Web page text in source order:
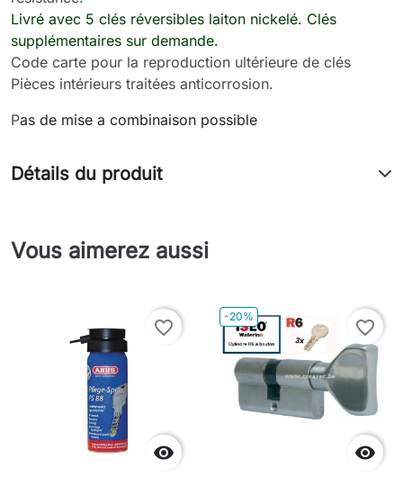
Livré avec 5 clés réversibles laiton nickelé. Clés
supplémentaires sur demande.
Code carte pour la reproduction ultérieure de clés
Pièces intérieurs traitées anticorrosion.
Pas de mise a combinaison possible
Détails du produit
Vous aimerez aussi

favorite_border
-20%

favorite_border